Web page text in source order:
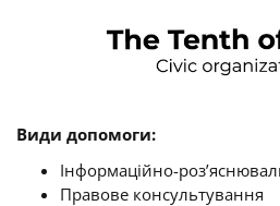
Види допомоги:
Інформаційно-
Правове консультування